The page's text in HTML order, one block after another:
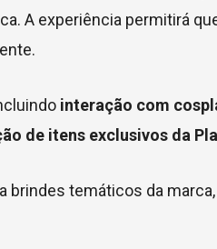
A experiência permitirá
interação com
de itens exclusivos da
brindes temáticos da